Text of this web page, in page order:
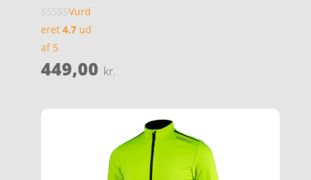
Vurd
eret 4.7ud
af 5
449,00 kr.